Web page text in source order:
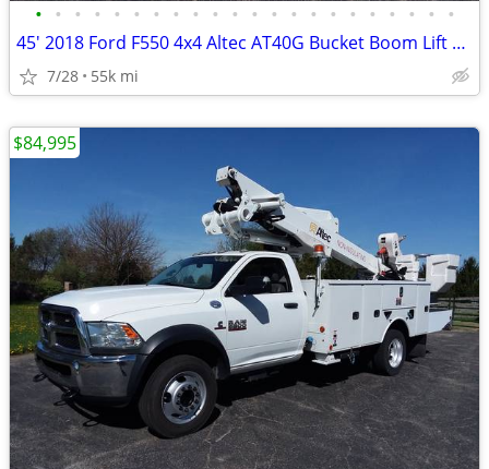
• • • • • • • • • • • • • • • • • • • • • •
45' 2018 Ford F550 4x4 Altec AT40G Bucket Boom Lift Crane Truck 55k mi
7/28 55k mi
$84,995